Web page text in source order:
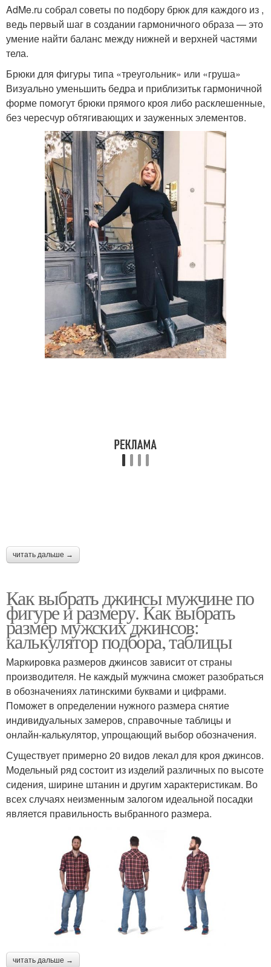
AdMe.ru собрал советы по подбору брюк для каждого из ,
ведь первый шаг в создании гармоничного образа — это
умение найти баланс между нижней и верхней частями
тела.
Брюки для фигуры типа «треугольник» или «груша»
Визуально уменьшить бедра и приблизитьк гармоничной
форме помогут брюки прямого кроя либо расклешенные,
без чересчур обтягивающих и зауженных элементов.
читать дальше →
Как выбрать джинсы мужчине по
фигуре и размеру. Как выбрать
размер мужских джинсов:
калькулятор подбора, таблицы
Маркировка размеров джинсов зависит от страны
производителя. Не каждый мужчина сможет разобраться
в обозначениях латинскими буквами и цифрами.
Поможет в определении нужного размера снятие
индивидуальных замеров, справочные таблицы и
онлайн-калькулятор, упрощающий выбор обозначения.
Существует примерно 20 видов лекал для кроя джинсов.
Модельный ряд состоит из изделий различных по высоте
сидения, ширине штанин и другим характеристикам. Во
всех случаях неизменным залогом идеальной посадки
является правильность выбранного размера.
читать дальше →